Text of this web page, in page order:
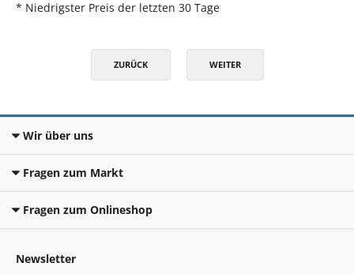
* Niedrigster Preis der letzten 30 Tage
ZURÜCK WEITER
Wir über uns
Fragen zum Markt
Fragen zum Onlineshop
Newsletter